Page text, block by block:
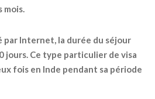
mois.
par Internet, la durée du séjour
Ce type particulier de visa
fois en Inde pendant sa période